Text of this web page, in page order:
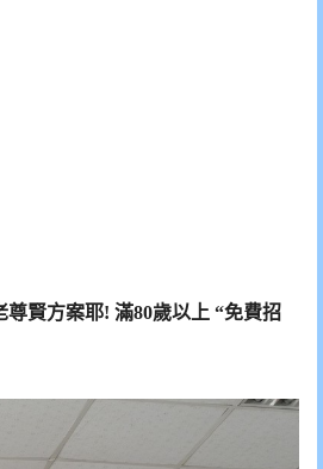
尊賢方案耶! 滿80歲以上 “免費招